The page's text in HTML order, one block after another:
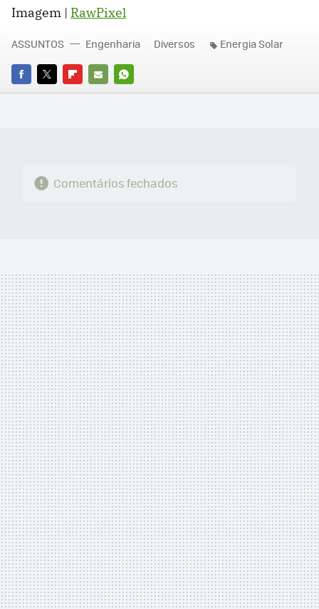
Imagem | RawPixel
FACEBOOK
TWITTERFLIPBOARD
E-
WHATSAPP
ASSUNTOS Engenharia Diversos Energia Solar
Comentários fechados